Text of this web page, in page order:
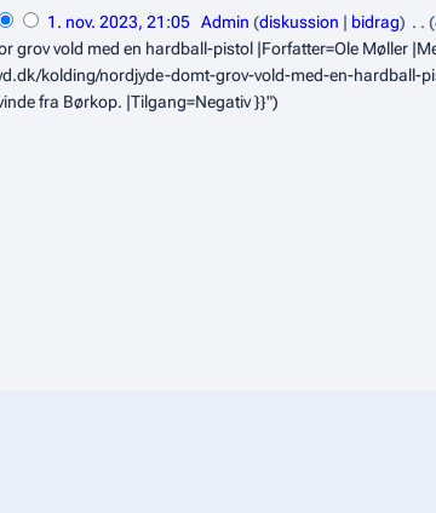
1. nov. 2023, 21:05 Admin diskussion bidrag
grov vold med en hardball-pistol |Forfatter=Ole Møller
kolding/nordjyde-domt-grov-vold-med-en-hardball-
fra Børkop. |Tilgang=Negativ }}"